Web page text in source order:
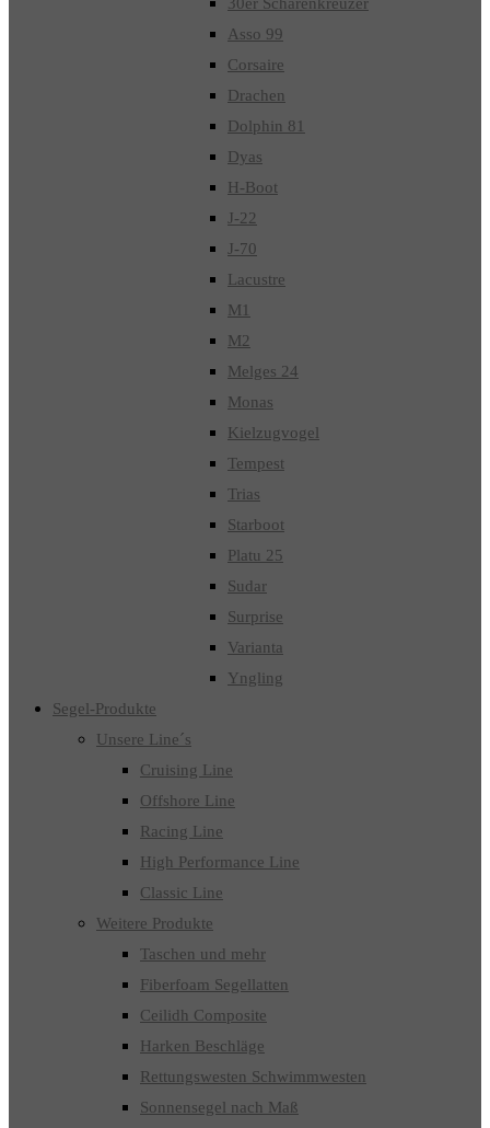
Asso 99
Corsaire
Drachen
Dolphin 81
Dyas
H-Boot
J-22
J-70
Lacustre
M1
M2
Melges 24
Monas
Kielzugvogel
Tempest
Trias
Starboot
Platu 25
Sudar
Surprise
Varianta
Yngling
Segel-Produkte
Unsere Line´s
Cruising Line
Offshore Line
Racing Line
High Performance Line
Classic Line
Weitere Produkte
Taschen und mehr
Fiberfoam Segellatten
Ceilidh Composite
Harken Beschläge
Rettungswesten Schwimmwesten
Sonnensegel nach Maß